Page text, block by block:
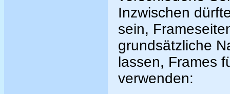
Inzwischen
sein,
grundsätzliche
lassen, Frames
verwenden: